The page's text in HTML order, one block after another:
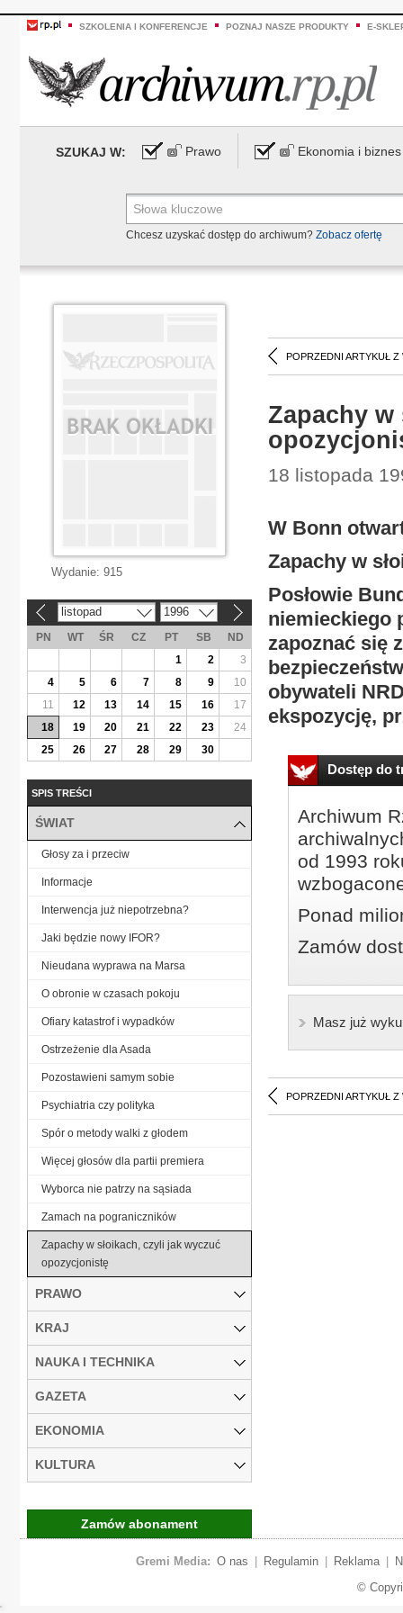
SZKOLENIA I KONFERENCJE POZNAJ NASZE PRODUKTY E-
SZUKAJ W: Prawo Ekonomia i biznes
Chcesz uzyskać dostęp do archiwum? Zobacz ofertę
POPRZEDNI ARTYKUŁ Z
Zapachy w
18 listopada
W Bonn
Zapachy w
Posłowie
niemieckiego
zapoznać się
obywateli
ekspozycję,
Dostęp do
Archiwum
od 1993
Ponad
Zamów
Masz już
POPRZEDNI ARTYKUŁ Z
Wydanie: 915
listopad 1996
PN WT ŚR CZ PT SB
ND
1
2
3
4
5 6 7 8 9
10
11
12 13 14 15 16
17
18
19 20 21 22 23
24
25
26 27 28 29 30
SPIS TREŚCI
ŚWIAT
Głosy za i przeciw
Informacje
Interwencja już niepotrzebna?
Jaki będzie nowy IFOR?
Nieudana wyprawa na Marsa
O obronie w czasach pokoju
Ofiary katastrof i wypadków
Ostrzeżenie dla Asada
Pozostawieni samym sobie
Psychiatria czy polityka
Spór o metody walki z głodem
Więcej głosów dla partii premiera
Wyborca nie patrzy na sąsiada
Zamach na pograniczników
Zapachy w słoikach, czyli jak wyczuć
opozycjonistę
PRAWO
KRAJ
NAUKA I TECHNIKA
GAZETA
EKONOMIA
KULTURA
Zamów abonament
Gremi Media: O nas Regulamin Reklama
©